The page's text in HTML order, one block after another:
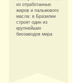
из отработанных
жиров и пальмового
масла: в Бразилии
строят один из
крупнейших
биозаводов мира